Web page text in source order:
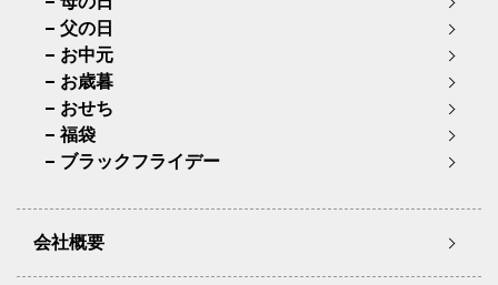
父の日
お中元
お歳暮
おせち
福袋
ブラックフライデー
会社概要